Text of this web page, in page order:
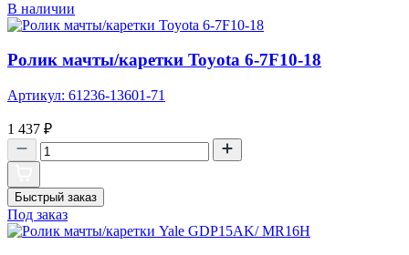
В наличии
Ролик мачты/каретки Toyota 6-7F10-18
Артикул: 61236-13601-71
1 437 ₽
Быстрый заказ
Под заказ